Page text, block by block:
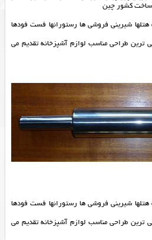
ساخت کشور چین
هتلها شیرینی فروشی ها رستورانها فست فودها
ترین طراحی مناسب لوازم آشپزخانه تقدیم می
هتلها شیرینی فروشی ها رستورانها فست فودها
ترین طراحی مناسب لوازم آشپزخانه تقدیم می